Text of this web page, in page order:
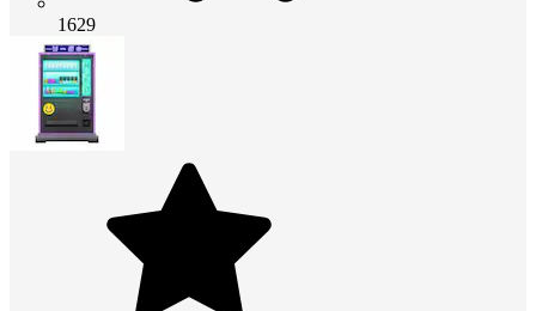
1629